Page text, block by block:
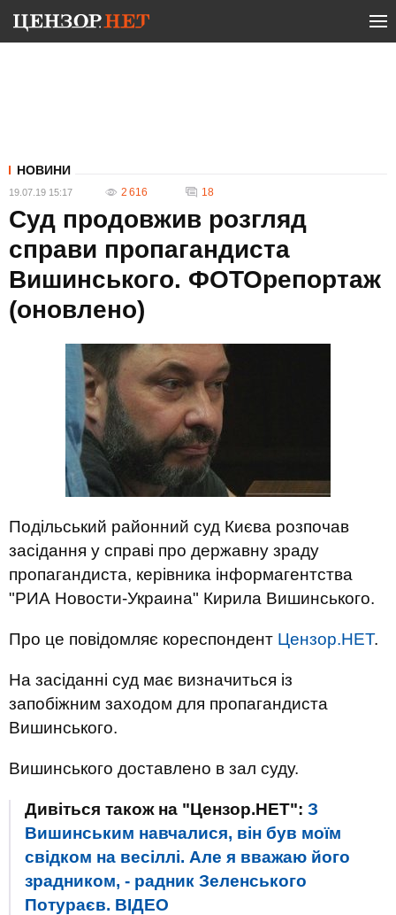
НОВИНИ
19.07.19 15:17 2 616 18
Суд продовжив розгляд
справи пропагандиста
Вишинського. ФОТОрепортаж
(оновлено)
Подільський районний суд Києва розпочав
засідання у справі про державну зраду
пропагандиста, керівника інформагентства
"РИА Новости-Украина" Кирила Вишинського.
Про це повідомляє кореспондент Цензор.НЕТ.
На засіданні суд має визначиться із
запобіжним заходом для пропагандиста
Вишинського.
Вишинського доставлено в зал суду.
Дивіться також на "Цензор.НЕТ": З
Вишинським навчалися, він був моїм
свідком на весіллі. Але я вважаю його
зрадником, - радник Зеленського
Потураєв. ВIДЕО